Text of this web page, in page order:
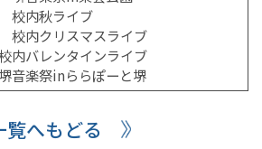
校内秋ライブ
校内クリスマスライブ
内バレンタインライブ
音楽祭inららぽーと堺
覧へもどる